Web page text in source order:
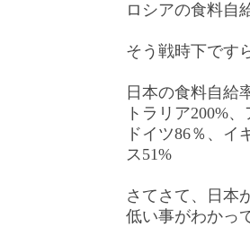
ロシアの食料自
そう戦時下です
日本の食料自給
トラリア200%
ドイツ86％、イ
ス51%
さてさて、日本
低い事がわかっ